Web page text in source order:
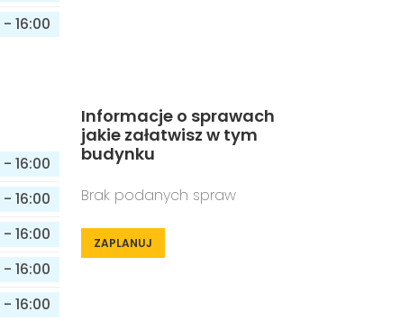
- 16:00
- 16:00
- 16:00
- 16:00
- 16:00
- 16:00
Informacje o sprawach
jakie załatwisz w tym
budynku
Brak podanych spraw
ZAPLANUJ